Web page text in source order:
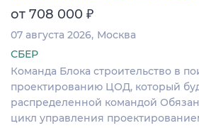
от 708 000 ₽
07 августа 2026 Москва
СБЕР
Команда Блока строительство в
проектированию ЦОД, который
распределенной командой
цикл управления